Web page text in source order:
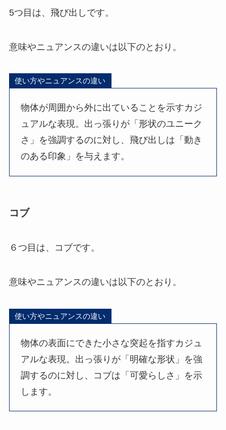
5つ目は、飛び出しです。
意味やニュアンスの違いは以下のとおり。
使い方やニュアンスの違い
物体が周囲から外に出ていることを示すカジ
ュアルな表現。出っ張りが「形状のユニーク
さ」を強調するのに対し、飛び出しは「動き
のある印象」を与えます。
コブ
６つ目は、コブです。
意味やニュアンスの違いは以下のとおり。
使い方やニュアンスの違い
物体の表面にできた小さな突起を指すカジュ
アルな表現。出っ張りが「明確な形状」を強
調するのに対し、コブは「可愛らしさ」を示
します。